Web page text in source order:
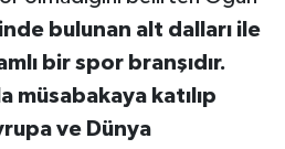
bulunan alt dalları ile
bir spor branşıdır.
müsabakaya katılıp
ve Dünya